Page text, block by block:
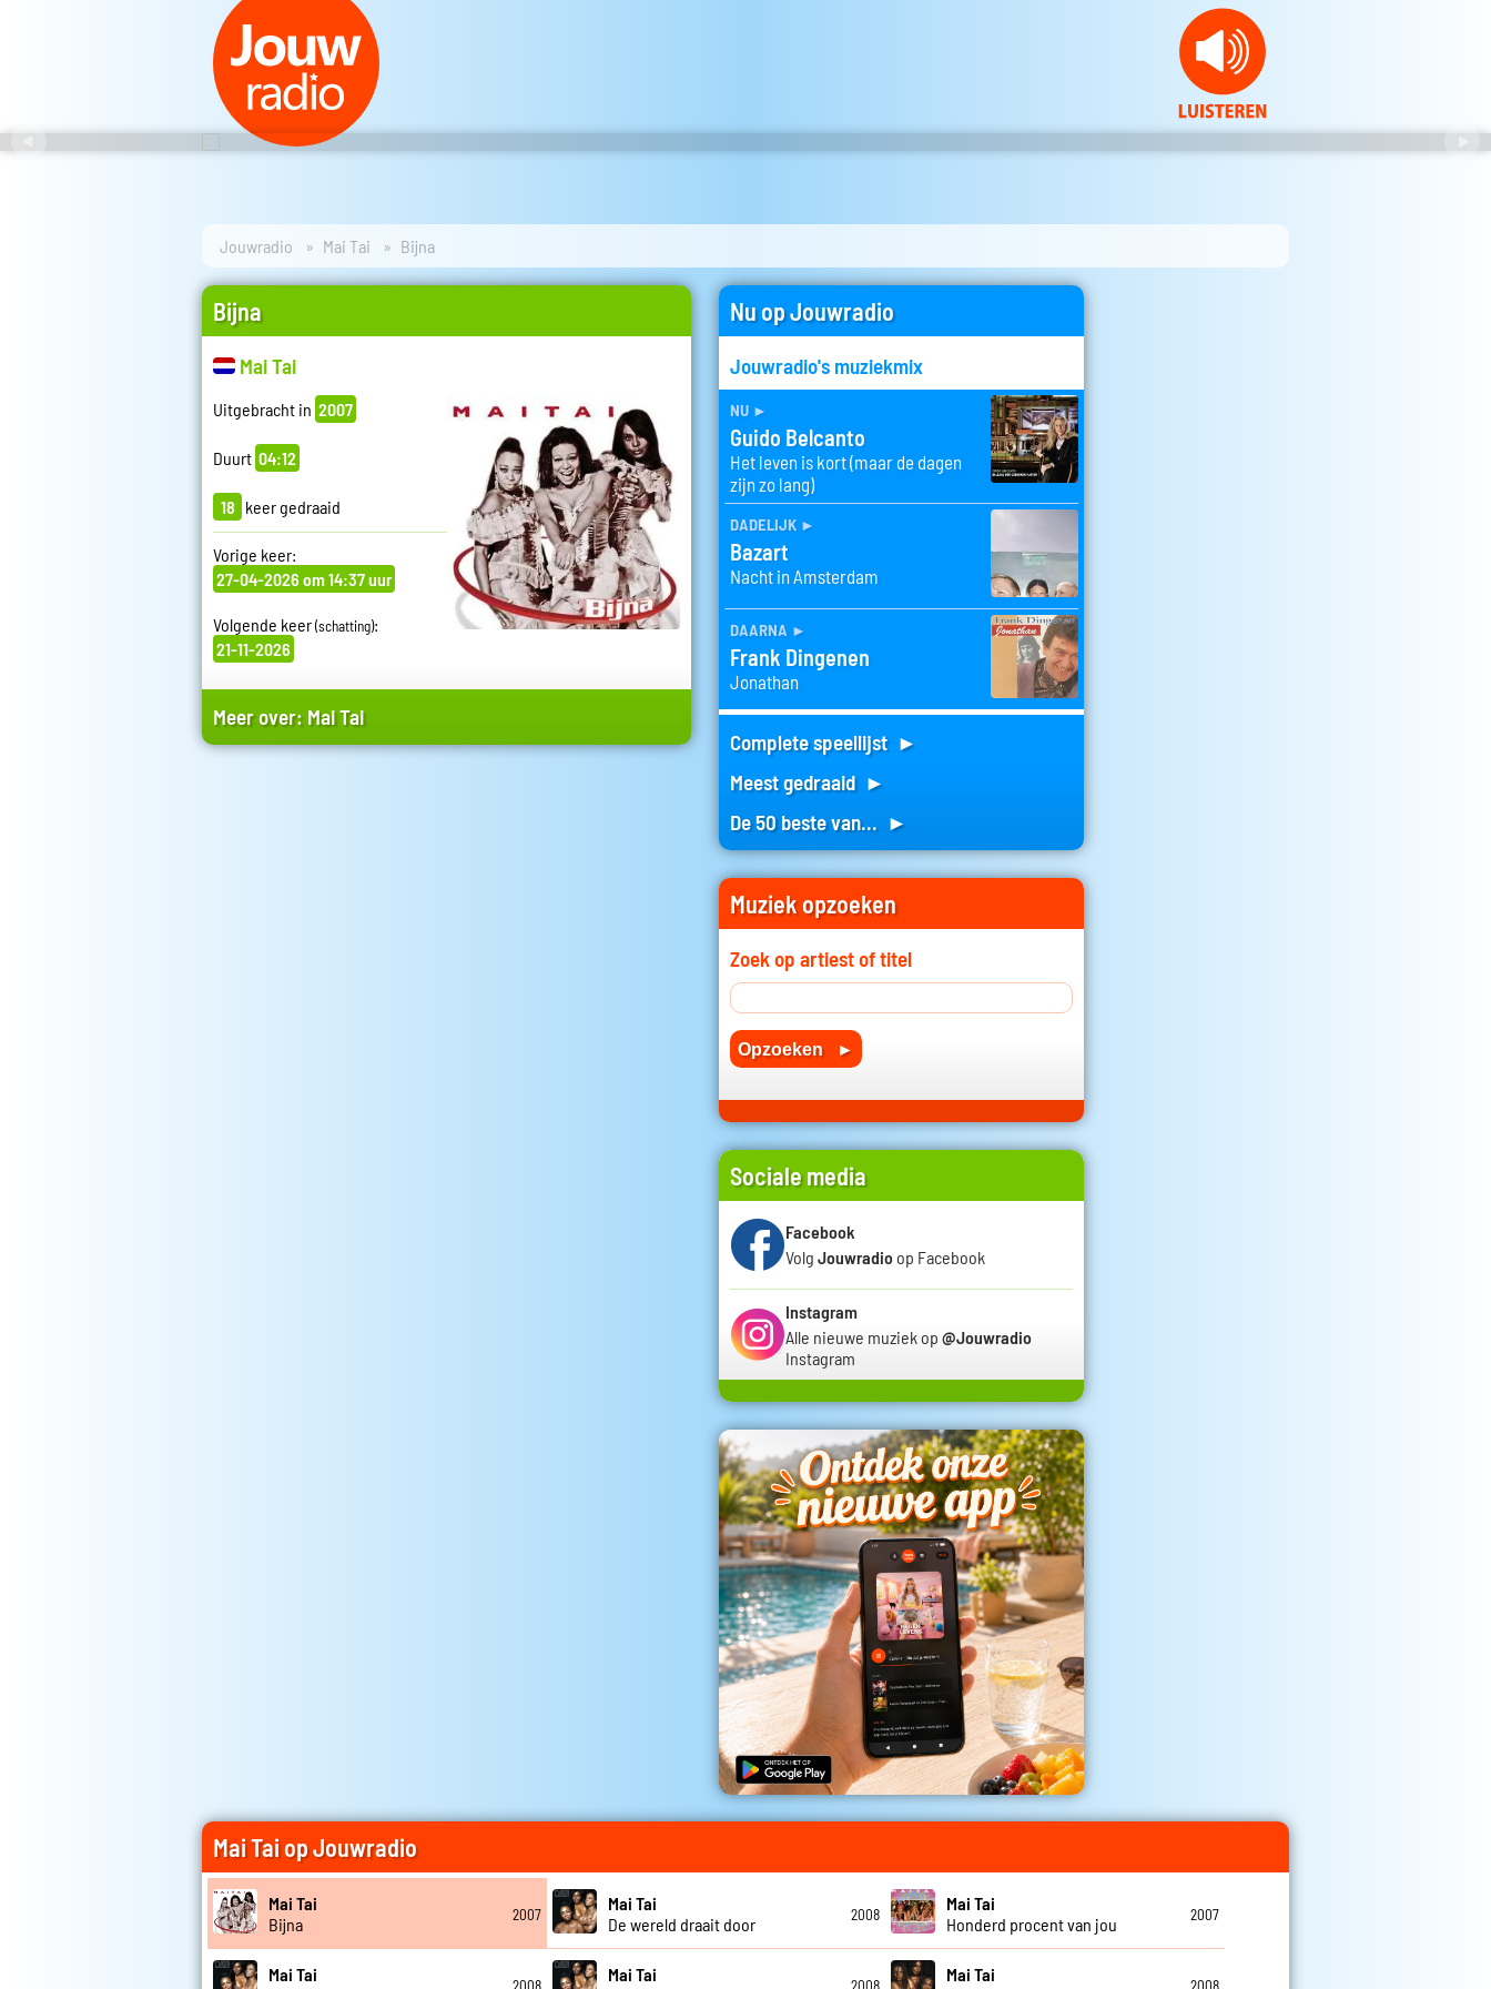
Jouwradio Mai Tai Bijna
Bijna
Mai Tai
Uitgebracht in 2007
Duurt 04:12
18 keer gedraaid
Vorige keer:
27-04-2026 om 14:37 uur
Volgende keer(schatting):
21-11-2026
Meer over: Mai Tai
Nu op Jouwradio
Jouwradio's muziekmix
nu ►
Guido Belcanto
Het leven is kort (maar de dagen
zijn zo lang)
dadelijk ►
Bazart
Nacht in Amsterdam
daarna ►
Frank Dingenen
Jonathan
Complete speellijst ►
Meest gedraaid ►
De 50 beste van... ►
Muziek opzoeken
Zoek op artiest of titel
Sociale media
Facebook
Volg Jouwradio op Facebook
Instagram
Alle nieuwe muziek op @Jouwradio
Instagram
Mai Tai op Jouwradio
Mai Tai
Bijna
2007
Mai Tai
De wereld draait door
2008
Mai Tai
Honderd procent van jou
2007
Mai Tai
Mai Tai
Mai Tai